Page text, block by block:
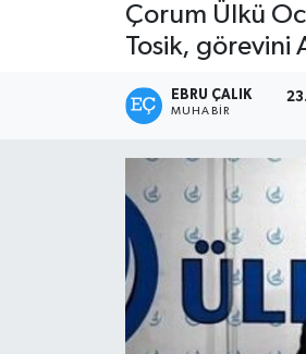
Çorum Ülkü
Tosik, görevini
EBRU ÇALIK
MUHABIR
Süper Lig Puan Durumu ve
Tüm Manşetler
Haber Arşivi